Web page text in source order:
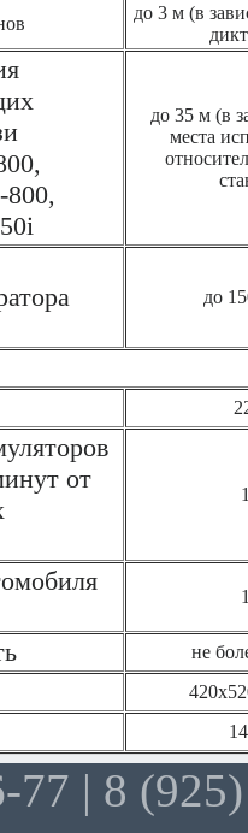
до 3 м (в
до 35 м (в
места
до
от
не
77 | 8